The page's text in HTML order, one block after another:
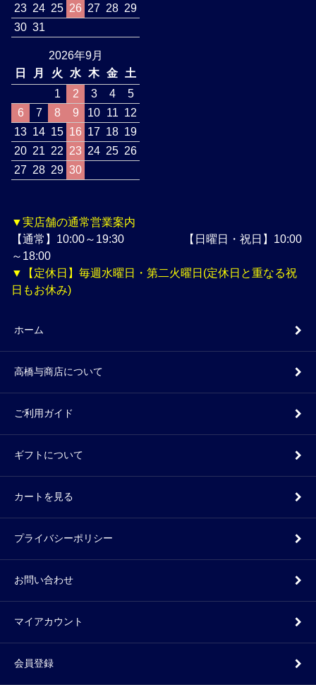
23 24 25 26 27 28 29
30 31
2026年9月
日
月 火 水 木 金
土
1
2 3 4
5
6
7 8 9 10 11 12
13 14 15 16 17 18 19
20 21 22 23 24 25 26
27 28 29 30
▼実店舗の通常営業案内
【通常】10:00～19:30 【日曜日・祝日】10:00
～18:00
▼【定休日】毎週水曜日・第二火曜日(定休日と重なる祝
日もお休み)
ホーム
高橋与商店について
ご利用ガイド
ギフトについて
カートを見る
プライバシーポリシー
お問い合わせ
マイアカウント
会員登録